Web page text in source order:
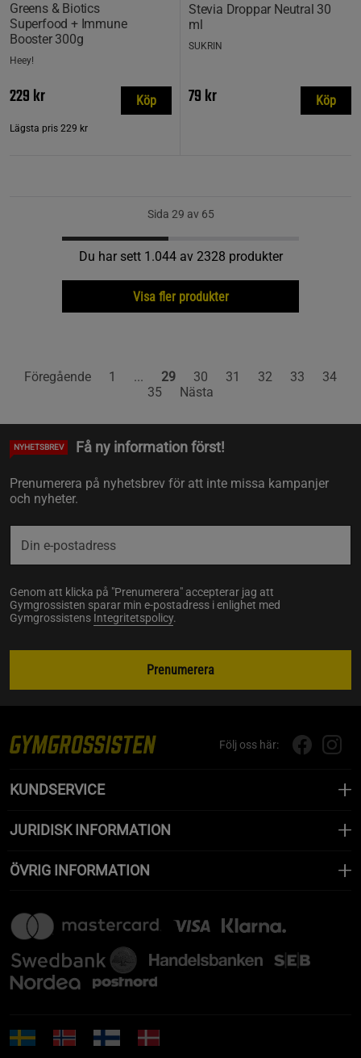
Greens & Biotics
Superfood + Immune
Booster 300g
Heey!
229 kr
Lägsta pris 229 kr
Köp
Stevia Droppar Neutral 30
ml
SUKRIN
79 kr Köp
Sida 29 av 65
Du har sett 1.044 av 2328 produkter
Visa fler produkter
Föregående 1 ... 29 30 31 32 33
34
35
Nästa
NYHETSBREV Få ny information först!
Prenumerera på nyhetsbrev för att inte missa kampanjer
och nyheter.
Genom att klicka på "Prenumerera" accepterar jag att
Gymgrossisten sparar min e-postadress i enlighet med
Gymgrossistens Integritetspolicy.
Prenumerera
Följ oss här:
KUNDSERVICE
JURIDISK INFORMATION
ÖVRIG INFORMATION